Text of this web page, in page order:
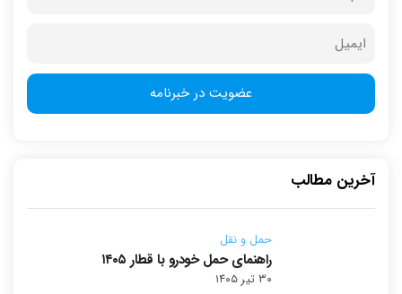
آخرین مطالب
حمل و نقل
راهنمای حمل خودرو با قطار ۱۴۰۵
۳۰ تیر ۱۴۰۵